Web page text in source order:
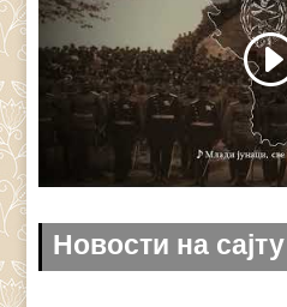
Новости на сајту